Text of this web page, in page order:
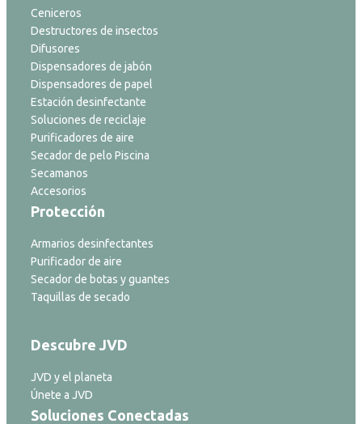
Ceniceros
Destructores de insectos
Difusores
Dispensadores de jabón
Dispensadores de papel
Estación desinfectante
Soluciones de reciclaje
Purificadores de aire
Secador de pelo Piscina
Secamanos
Accesorios
Protección
Armarios desinfectantes
Purificador de aire
Secador de botas y guantes
Taquillas de secado
Descubre JVD
JVD y el planeta
Únete a JVD
Soluciones Conectadas